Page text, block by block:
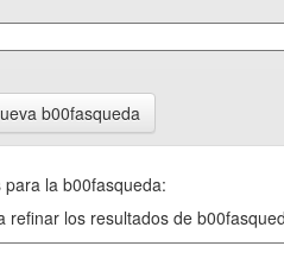
b00fasqueda
la b00fasqueda:
refinar los resultados de